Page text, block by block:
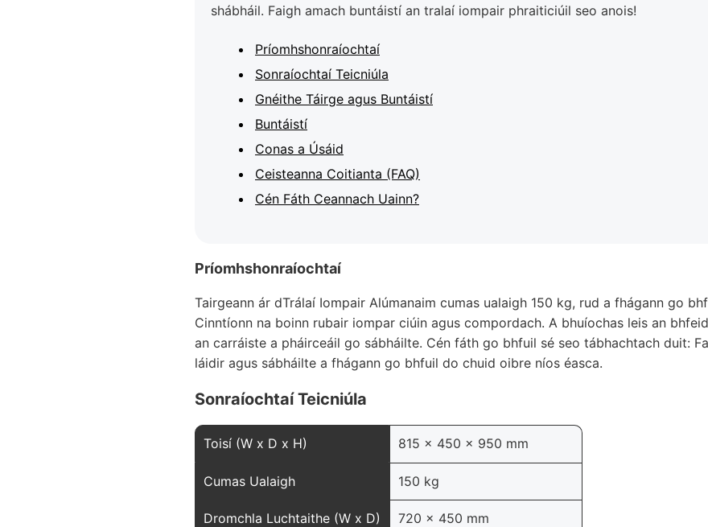
shábháil. Faigh amach buntáistí an tralaí iompair phraiticiúil seo anois!
Príomhshonraíochtaí
Sonraíochtaí Teicniúla
Gnéithe Táirge agus Buntáistí
Buntáistí
Conas a Úsáid
Ceisteanna Coitianta (FAQ)
Cén Fáth Ceannach Uainn?
Príomhshonraíochtaí
Tairgeann ár dTrálaí Iompair Alúmanaim cumas ualaigh 150 kg, rud a fhágann go
Cinntíonn na boinn rubair iompar ciúin agus compordach. A bhuíochas leis an
an carráiste a pháirceáil go sábháilte. Cén fáth go bhfuil sé seo tábhachtach duit:
láidir agus sábháilte a fhágann go bhfuil do chuid oibre níos éasca.
Sonraíochtaí Teicniúla
Toisí (W x D x H) 815 x 450 x 950 mm
Cumas Ualaigh 150 kg
Dromchla Luchtaithe (W x D) 720 x 450 mm